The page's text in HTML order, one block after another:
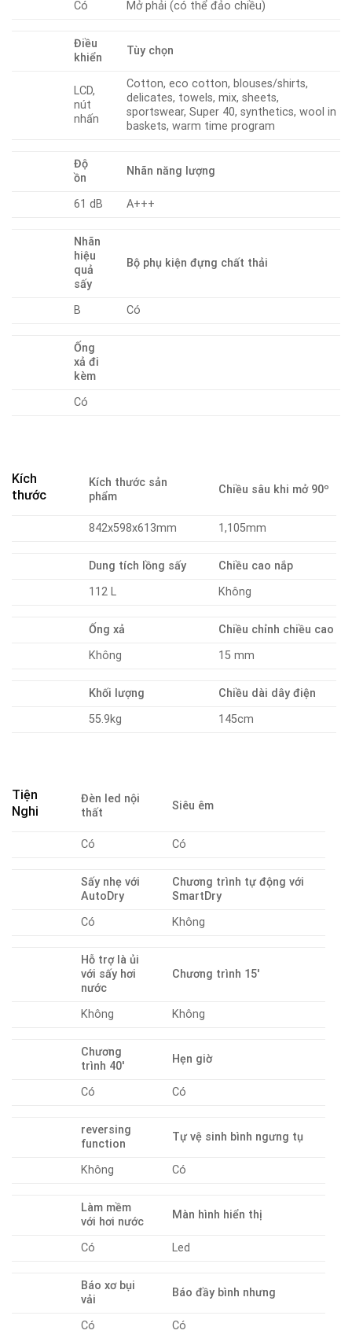
Có Mở phải (có thể đảo chiều)
Điều
khiển
Tùy chọn
LCD,
nút
nhấn
Cotton, eco cotton, blouses/shirts,
delicates, towels, mix, sheets,
sportswear, Super 40, synthetics, wool in
baskets, warm time program
Độ
ồn
Nhãn năng lượng
61 dB A+++
Nhãn
hiệu
quả
sấy
Bộ phụ kiện đựng chất thải
B Có
Ống
xả đi
kèm
Có
Kích
thước
Kích thước sản
phẩm
Chiều sâu khi mở 90º
842x598x613mm 1,105mm
Dung tích lồng sấy
Chiều cao nắp
112 L
Không
Ống xả
Chiều chỉnh chiều cao
Không
15 mm
Khối lượng
Chiều dài dây điện
55.9kg
145cm
Tiện
Nghi
Đèn led nội
thất
Siêu êm
Có Có
Sấy nhẹ với
AutoDry
Chương trình tự động với
SmartDry
Có
Không
Hỗ trợ là ủi
với sấy hơi
nước
Chương trình 15′
Không Không
Chương
trình 40′
Hẹn giờ
Có Có
reversing
function
Tự vệ sinh bình ngưng tụ
Không Có
Làm mềm
với hơi nước
Màn hình hiển thị
Có Led
Báo xơ bụi
vải
Báo đầy bình nhưng
Có Có